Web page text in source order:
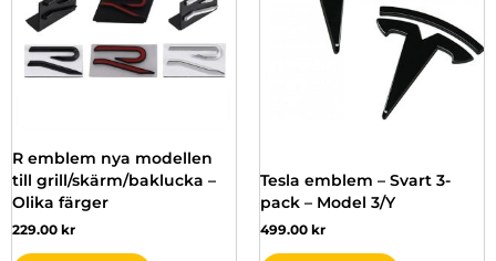
R emblem nya modellen
till grill/skärm/baklucka –
Olika färger
229.00 kr
flera
varianter.
De
olika
på
produktsidan
Tesla emblem – Svart 3-
pack – Model 3/Y
499.00 kr
varianter.
produktsidan